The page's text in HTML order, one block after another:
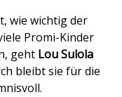
wie wichtig der
Promi-Kinder
geht Lou Sulola
bleibt sie für die